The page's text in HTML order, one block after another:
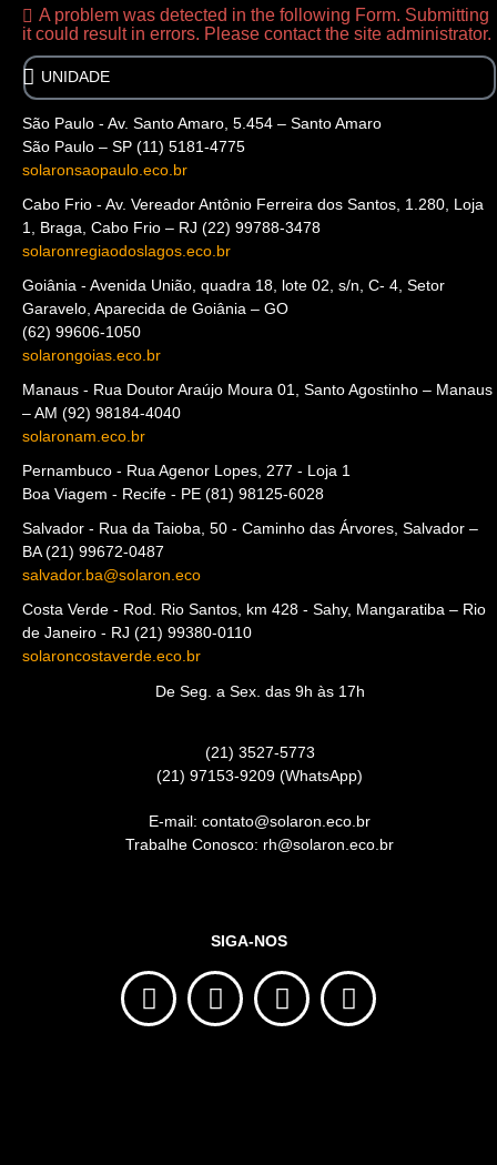
A problem was detected in the following Form. Submitting
it could result in errors. Please contact the site administrator.
São Paulo - Av. Santo Amaro, 5.454 – Santo Amaro
São Paulo – SP (11) 5181-4775
solaronsaopaulo.eco.br
Cabo Frio - Av. Vereador Antônio Ferreira dos Santos, 1.280, Loja
1, Braga, Cabo Frio – RJ (22) 99788-3478
solaronregiaodoslagos.eco.br
Goiânia - Avenida União, quadra 18, lote 02, s/n, C- 4, Setor
Garavelo, Aparecida de Goiânia – GO
(62) 99606-1050
solarongoias.eco.br
Manaus - Rua Doutor Araújo Moura 01, Santo Agostinho – Manaus
– AM (92) 98184-4040
solaronam.eco.br
Pernambuco - Rua Agenor Lopes, 277 - Loja 1
Boa Viagem - Recife - PE (81) 98125-6028
Salvador - Rua da Taioba, 50 - Caminho das Árvores, Salvador –
BA (21) 99672-0487
salvador.ba@solaron.eco
Costa Verde - Rod. Rio Santos, km 428 - Sahy, Mangaratiba – Rio
de Janeiro - RJ (21) 99380-0110
solaroncostaverde.eco.br
De Seg. a Sex. das 9h às 17h
(21) 3527-5773
(21) 97153-9209 (WhatsApp)
E-mail: contato@solaron.eco.br
Trabalhe Conosco: rh@solaron.eco.br
SIGA-NOS